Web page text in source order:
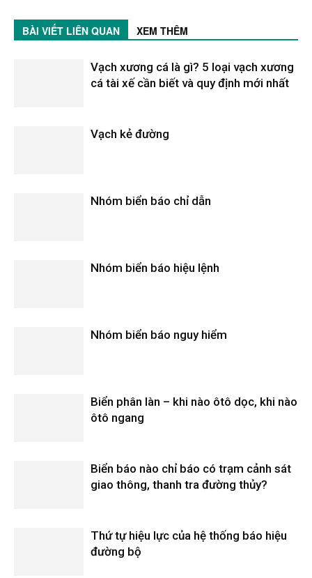
BÀI VIẾT LIÊN QUAN XEM THÊM
Vạch xương cá là gì? 5 loại vạch xương
cá tài xế cần biết và quy định mới nhất
Vạch kẻ đường
Nhóm biển báo chỉ dẫn
Nhóm biển báo hiệu lệnh
Nhóm biển báo nguy hiểm
Biển phân làn – khi nào ôtô dọc, khi nào
ôtô ngang
Biển báo nào chỉ báo có trạm cảnh sát
giao thông, thanh tra đường thủy?
Thứ tự hiệu lực của hệ thống báo hiệu
đường bộ